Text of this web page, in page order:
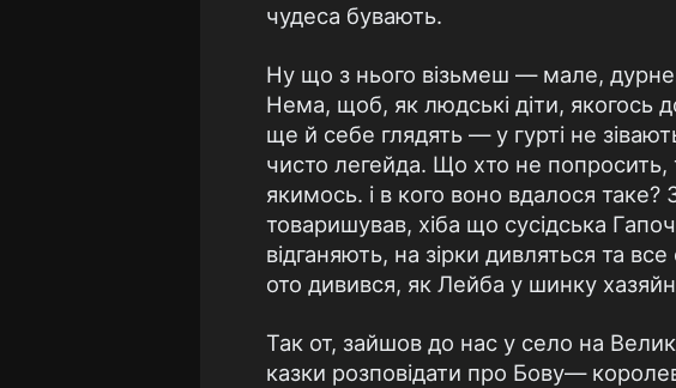
чудеса бувають.
Ну що з нього візьмеш — мале,
Нема, щоб, як людські діти, якогось
ще й себе глядять — у гурті не
чисто легейда. Що хто не попросить,
якимось. і в кого воно вдалося таке?
товаришував, хіба що сусідська
відганяють, на зірки дивляться та
ото дивився, як Лейба у шинку
Так от, зайшов до нас у село на
казки розповідати про Бову—